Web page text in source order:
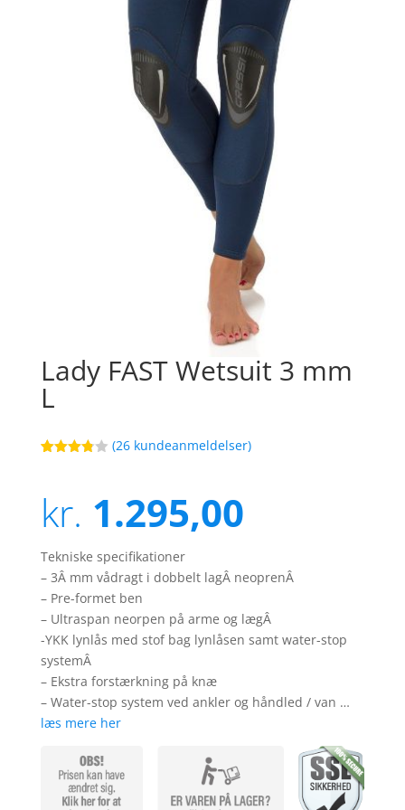
Lady FAST Wetsuit 3 mm
L
5
baseret
på
ømmels
er
(26 kundeanmeldelser)
kr. 1.295,00
Tekniske specifikationer
– 3Â mm vådragt i dobbelt lagÂ neoprenÂ
– Pre-formet ben
– Ultraspan neorpen på arme og lægÂ
-YKK lynlås med stof bag lynlåsen samt water-stop
systemÂ
– Ekstra forstærkning på knæ
– Water-stop system ved ankler og håndled / van …
læs mere her